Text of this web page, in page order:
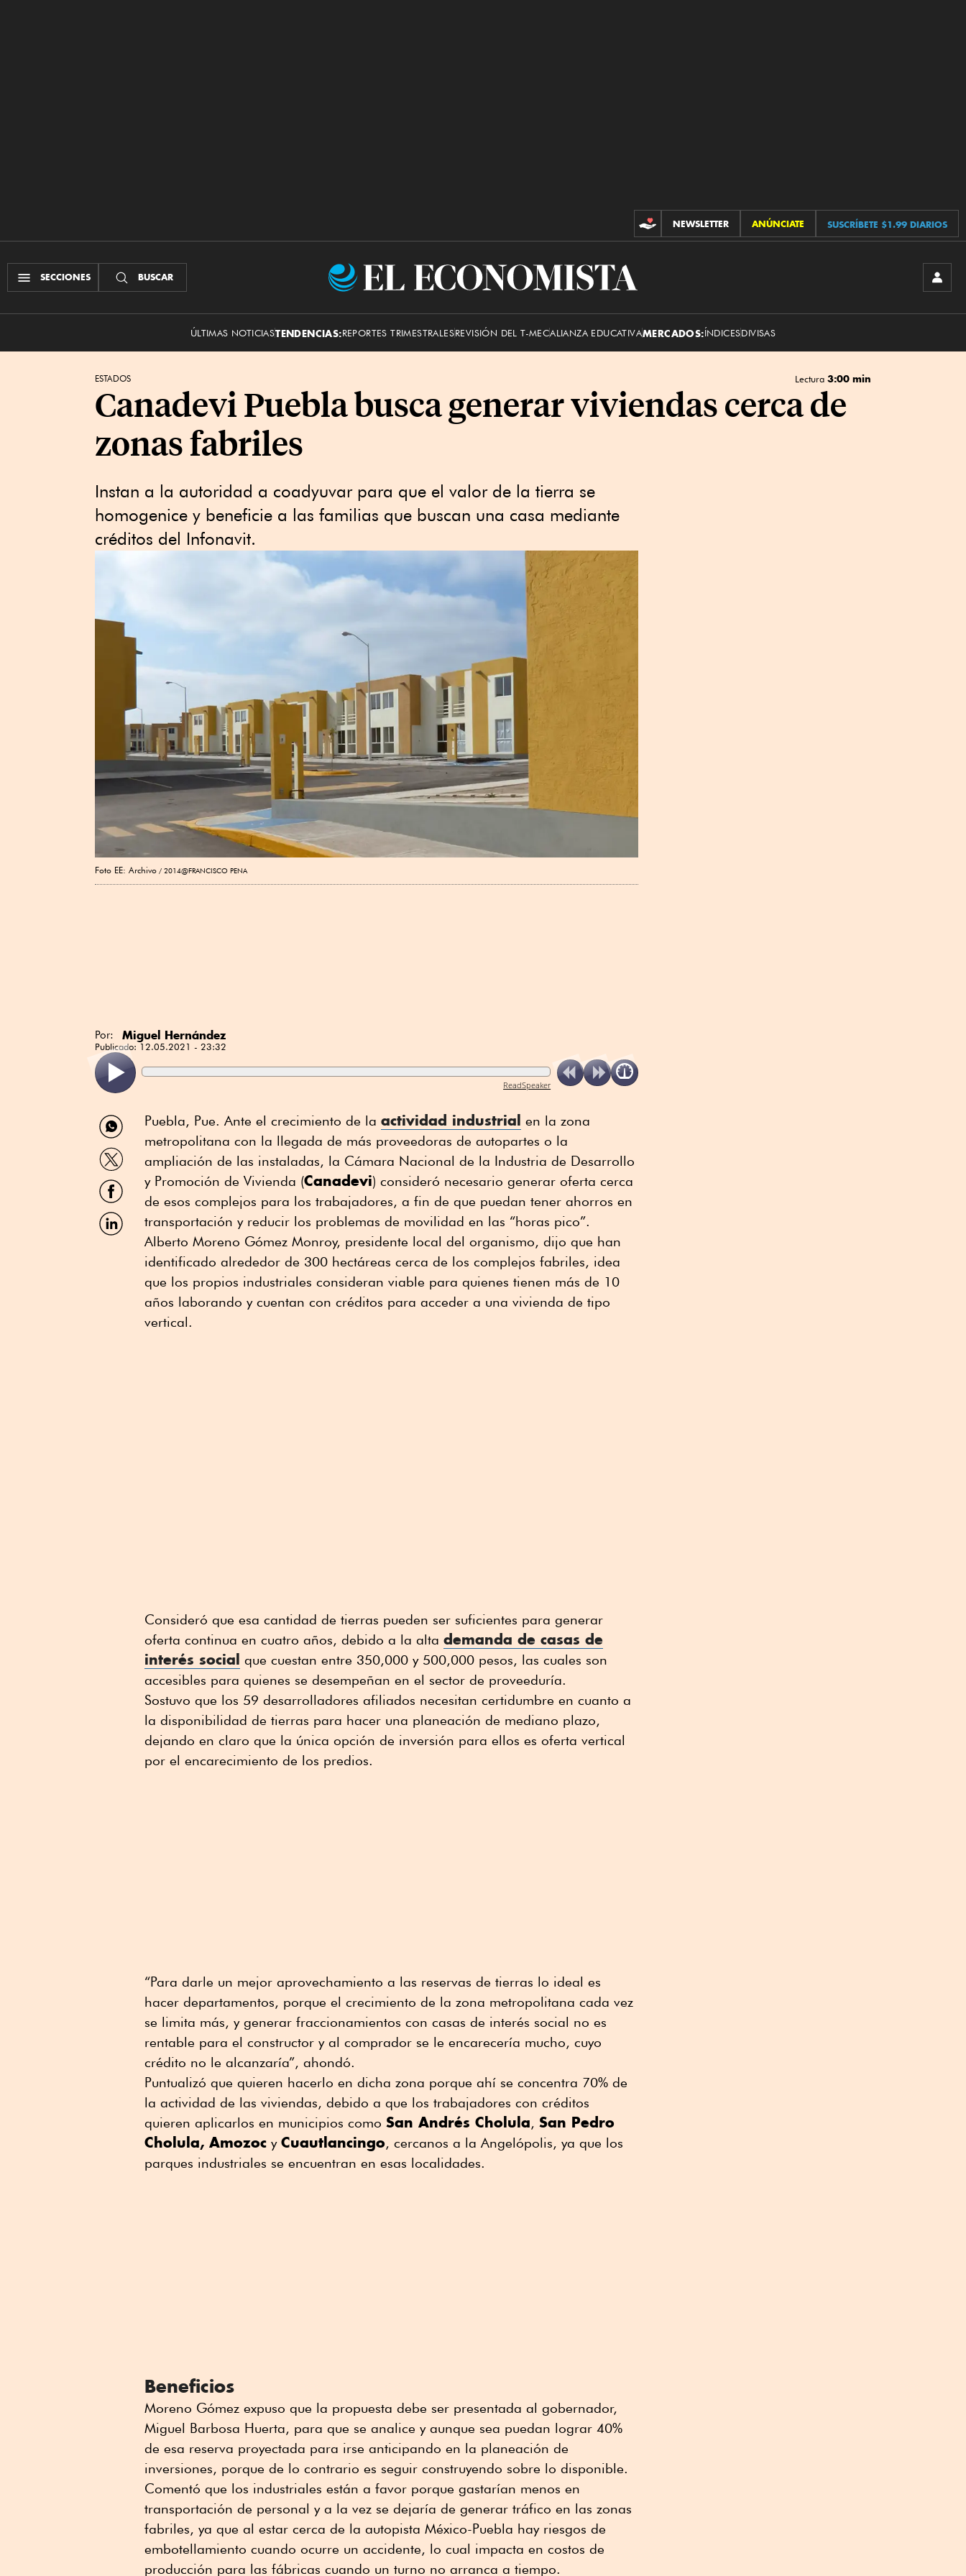
CONTRIBUCIONES
NEWSLETTER ANÚNCIATE SUSCRÍBETE $1.99 DIARIOS
SECCIONES BUSCAR
El
ÚLTIMAS NOTICIASTENDENCIAS:REPORTES TRIMESTRALESREVISIÓN DEL T-MECALIANZA EDUCATIVAMERCADOS:ÍNDICESDIVISAS
ESTADOS Lectura 3:00 min
Canadevi Puebla busca generar viviendas cerca de
zonas fabriles
Instan a la autoridad a coadyuvar para que el valor de la tierra se
homogenice y beneficie a las familias que buscan una casa mediante
créditos del Infonavit.
Foto EE: Archivo 2014@FRANCISCO PENA
Por: Miguel Hernández
Publicado: 12.05.2021 - 23:32
ReadSpeaker
Compartir
por
WhatsApp
Compartir
por
Twitter
Compartir
por
Facebook
Compartir
por
Puebla, Pue. Ante el crecimiento de la actividad industrial en la zona
metropolitana con la llegada de más proveedoras de autopartes o la
ampliación de las instaladas, la Cámara Nacional de la Industria de Desarrollo
y Promoción de Vivienda (Canadevi) consideró necesario generar oferta cerca
de esos complejos para los trabajadores, a fin de que puedan tener ahorros en
transportación y reducir los problemas de movilidad en las “horas pico”.
Alberto Moreno Gómez Monroy, presidente local del organismo, dijo que han
identificado alrededor de 300 hectáreas cerca de los complejos fabriles, idea
que los propios industriales consideran viable para quienes tienen más de 10
años laborando y cuentan con créditos para acceder a una vivienda de tipo
vertical.
Consideró que esa cantidad de tierras pueden ser suficientes para generar
oferta continua en cuatro años, debido a la alta demanda de casas de
interés social que cuestan entre 350,000 y 500,000 pesos, las cuales son
accesibles para quienes se desempeñan en el sector de proveeduría.
Sostuvo que los 59 desarrolladores afiliados necesitan certidumbre en cuanto a
la disponibilidad de tierras para hacer una planeación de mediano plazo,
dejando en claro que la única opción de inversión para ellos es oferta vertical
por el encarecimiento de los predios.
“Para darle un mejor aprovechamiento a las reservas de tierras lo ideal es
hacer departamentos, porque el crecimiento de la zona metropolitana cada vez
se limita más, y generar fraccionamientos con casas de interés social no es
rentable para el constructor y al comprador se le encarecería mucho, cuyo
crédito no le alcanzaría”, ahondó.
Puntualizó que quieren hacerlo en dicha zona porque ahí se concentra 70% de
la actividad de las viviendas, debido a que los trabajadores con créditos
quieren aplicarlos en municipios como San Andrés Cholula, San Pedro
Cholula, Amozoc y Cuautlancingo, cercanos a la Angelópolis, ya que los
parques industriales se encuentran en esas localidades.
Beneficios
Moreno Gómez expuso que la propuesta debe ser presentada al gobernador,
Miguel Barbosa Huerta, para que se analice y aunque sea puedan lograr 40%
de esa reserva proyectada para irse anticipando en la planeación de
inversiones, porque de lo contrario es seguir construyendo sobre lo disponible.
Comentó que los industriales están a favor porque gastarían menos en
transportación de personal y a la vez se dejaría de generar tráfico en las zonas
fabriles, ya que al estar cerca de la autopista México-Puebla hay riesgos de
embotellamiento cuando ocurre un accidente, lo cual impacta en costos de
producción para las fábricas cuando un turno no arranca a tiempo.